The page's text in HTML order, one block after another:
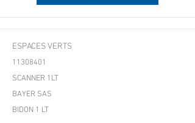
ESPACES VERTS
11308401
SCANNER 1LT
BAYER SAS
BIDON 1 LT